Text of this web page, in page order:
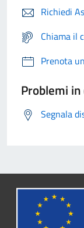
Richiedi
Chiama il
Prenota
Problemi
Segnala